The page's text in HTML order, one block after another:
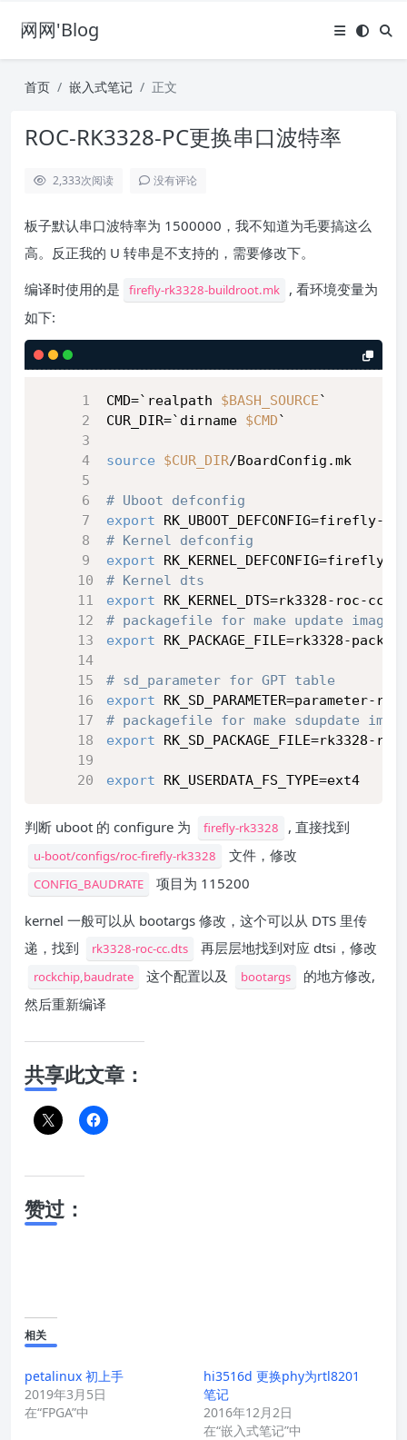
网网'Blog
首页 嵌入式笔记 正文
ROC-RK3328-PC更换串口波特率
2,333次阅读 没有评论
板子默认串口波特率为 1500000，我不知道为毛要搞这么
高。反正我的 U 转串是不支持的，需要修改下。
编译时使用的是
firefly-rk3328-buildroot.mk
, 看环境变量为
如下:
CMD=`realpath $BASH_SOURCE`
CUR_DIR=`dirname $CMD`
source $CUR_DIR/BoardConfig.mk
# Uboot defconfig
export RK_UBOOT_DEFCONFIG=firefly-
# Kernel defconfig
export
# Kernel dts
export RK_KERNEL_DTS=rk3328-roc-cc
# packagefile for make update image
export RK_PACKAGE_FILE=rk3328-
# sd_parameter for GPT table
export RK_SD_PARAMETER=parameter-
# packagefile for make sdupdate
export RK_SD_PACKAGE_FILE=rk3328-
export RK_USERDATA_FS_TYPE=ext4
判断 uboot 的 configure 为 firefly-rk3328 , 直接找到
u-boot/configs/roc-firefly-rk3328 文件，修改
CONFIG_BAUDRATE 项目为 115200
kernel 一般可以从 bootargs 修改，这个可以从 DTS 里传
递，找到
rk3328-roc-cc.dts 再层层地找到对应 dtsi，修改
rockchip,baudrate 这个配置以及 bootargs
的地方修改,
然后重新编译
共享此文章：
赞过：
相关
petalinux 初上手
2019年3月5日
在“FPGA”中
hi3516d 更换phy为rtl8201
笔记
2016年12月2日
在“嵌入式笔记”中